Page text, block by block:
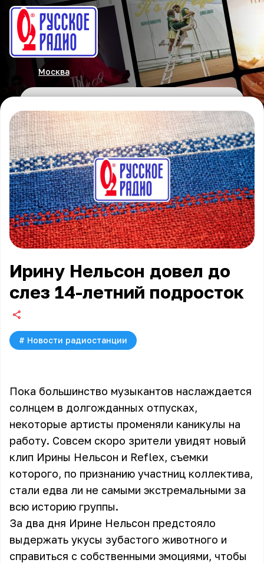
Москва
Ирину Нельсон довел до
слез 14-летний подросток
# Новости радиостанции
Пока большинство музыкантов наслаждается
солнцем в долгожданных отпусках,
некоторые артисты променяли каникулы на
работу. Совсем скоро зрители увидят новый
клип Ирины Нельсон и Reflex, съемки
которого, по признанию участниц коллектива,
стали едва ли не самыми экстремальными за
всю историю группы.
За два дня Ирине Нельсон предстояло
выдержать укусы зубастого животного и
справиться с собственными эмоциями, чтобы